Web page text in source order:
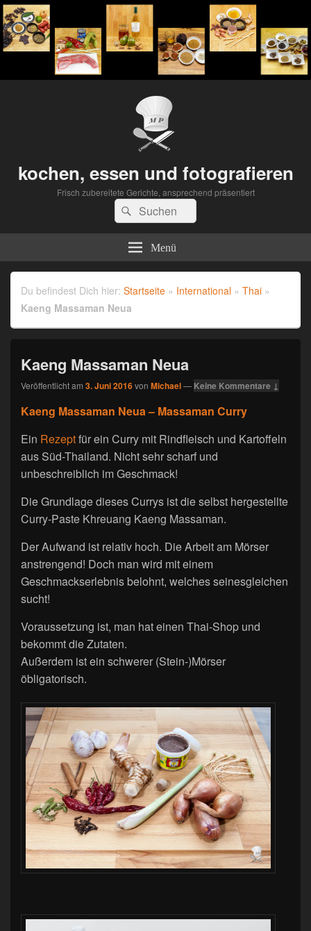
kochen, essen und fotografieren
Frisch zubereitete Gerichte, ansprechend präsentiert
Suchen
nach:
Suchen
Menü
Du befindest Dich hier: Startseite » International » Thai »
Kaeng Massaman Neua
Kaeng Massaman Neua
Veröffentlicht am 3. Juni 2016von Michael— Keine Kommentare ↓
Kaeng Massaman Neua – Massaman Curry
Ein Rezeptfür ein Curry mit Rindfleisch und Kartoffeln
aus Süd-Thailand. Nicht sehr scharf und
unbeschreiblich im Geschmack!
Die Grundlage dieses Currys ist die selbst hergestellte
Curry-Paste Khreuang Kaeng Massaman.
Der Aufwand ist relativ hoch. Die Arbeit am Mörser
anstrengend! Doch man wird mit einem
Geschmackserlebnis belohnt, welches seinesgleichen
sucht!
Voraussetzung ist, man hat einen Thai-Shop und
bekommt die Zutaten.
Außerdem ist ein schwerer (Stein-)Mörser
öbligatorisch.